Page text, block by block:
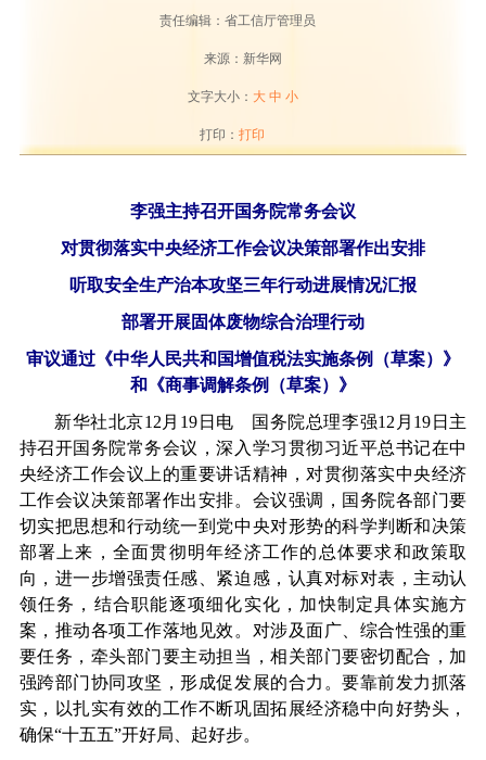
责任编辑：省工信厅管理员
来源：新华网
文字大小： 大 中 小
打印： 打印
李强主持召开国务院常务会议
对贯彻落实中央经济工作会议决策部署作出安排
听取安全生产治本攻坚三年行动进展情况汇报
部署开展固体废物综合治理行动
审议通过《中华人民共和国增值税法实施条例（草案）》
和《商事调解条例（草案）》
新华社北京12月19日电 国务院总理李强12月19日主
持召开国务院常务会议，深入学习贯彻习近平总书记在中
央经济工作会议上的重要讲话精神，对贯彻落实中央经济
工作会议决策部署作出安排。会议强调，国务院各部门要
切实把思想和行动统一到党中央对形势的科学判断和决策
部署上来，全面贯彻明年经济工作的总体要求和政策取
向，进一步增强责任感、紧迫感，认真对标对表，主动认
领任务，结合职能逐项细化实化，加快制定具体实施方
案，推动各项工作落地见效。对涉及面广、综合性强的重
要任务，牵头部门要主动担当，相关部门要密切配合，加
强跨部门协同攻坚，形成促发展的合力。要靠前发力抓落
实，以扎实有效的工作不断巩固拓展经济稳中向好势头，
确保“十五五”开好局、起好步。